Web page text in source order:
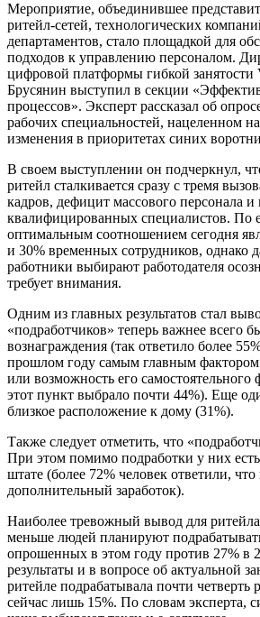
Мероприятие, объединившее
ритейл-сетей, технологических
департаментов, стало площадкой для
подходов к управлению персоналом.
цифровой платформы гибкой
Брусянин выступил в секции
процессов». Эксперт рассказал об
рабочих специальностей, нацеленном
изменения в приоритетах синих
В своем выступлении он подчеркнул,
ритейл сталкивается сразу с тремя
кадров, дефицит массового персонала и
квалифицированных специалистов. По
оптимальным соотношением сегодня
и 30% временных сотрудников, однако
работники выбирают работодателя
требует внимания.
Одним из главных результатов стал
«подработчиков» теперь важнее всего
вознаграждения (так ответило более
прошлом году самым главным
или возможность его самостоятельного
этот пункт выбрало почти 44%). Еще
близкое расположение к дому (31%).
Также следует отметить, что
При этом помимо подработки у них есть
штате (более 72% человек ответили,
дополнительный заработок).
Наиболее тревожный вывод для ритейла
меньше людей планируют
опрошенных в этом году против 27% в
результаты и в вопросе об актуальной
ритейле подрабатывала почти четверть
сейчас лишь 15%. По словам эксперта,